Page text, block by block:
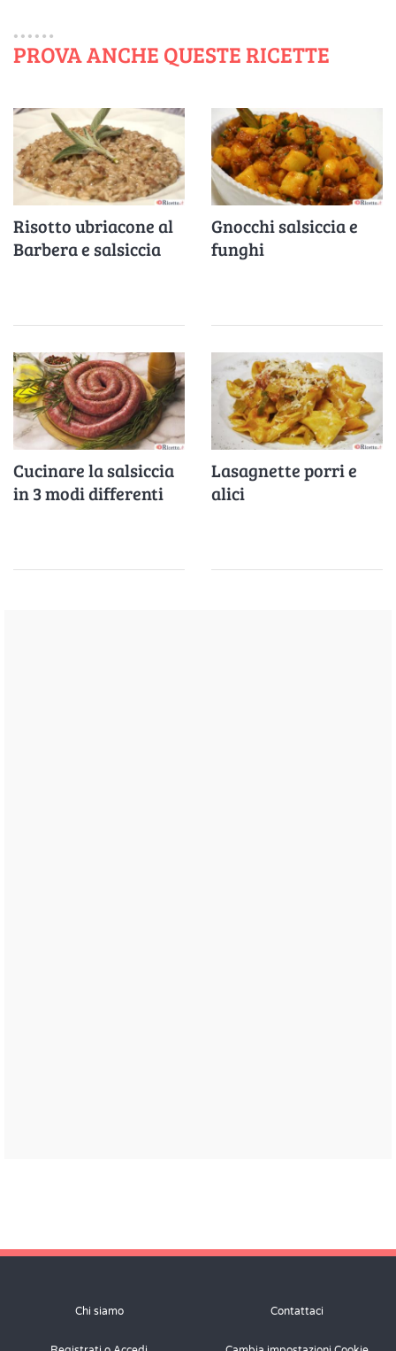
PROVA ANCHE QUESTE RICETTE
Risotto ubriacone al
Barbera e salsiccia
Gnocchi salsiccia e
funghi
Cucinare la salsiccia
in 3 modi differenti
Lasagnette porri e
alici
Chi siamo Contattaci